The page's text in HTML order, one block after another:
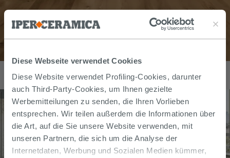
Diese Webseite verwendet Cookies
Diese Website verwendet Profiling-Cookies, darunter
auch Third-Party-Cookies, um Ihnen gezielte
Werbemitteilungen zu senden, die Ihren Vorlieben
entsprechen. Wir teilen außerdem die Informationen über
die Art, auf die Sie unsere Website verwenden, mit
unseren Partnern, die sich um die Analyse der
Internetdaten, Werbung und Sozialen Medien kümmer,
SPC-Bodenbelag Nordik Sunset mit Eichenholzoptik Braun
34,99€